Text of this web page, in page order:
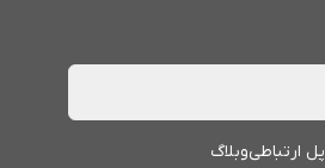
پل ارتباطیوبلاگ